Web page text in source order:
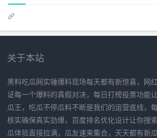
关于本站
黑料吃瓜网实锤爆料现场每天都有新惊喜，网
证每一个爆料的真假对决，每日打榜投票功能
瓜王，吃瓜不停瓜料不断是我们的运营底线，
核实确保真实劲爆，百度排名优化设计让你搜
瓜体验直接拉满，瓜友速来集合，天天都有新